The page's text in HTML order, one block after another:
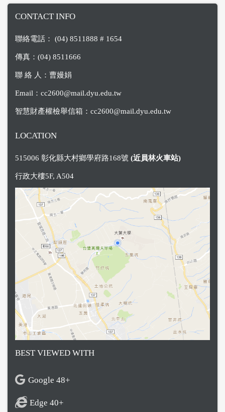
CONTACT INFO
聯絡電話： (04) 8511888 # 1654
傳真：(04) 8511666
聯 絡 人：曹嫚娟
Email： cc2600@mail.dyu.edu.tw
智慧財產權檢舉信箱： cc2600@mail.dyu.edu.tw
LOCATION
515006 彰化縣大村鄉學府路168號 (近員林火車站)
行政大樓5F, A504
BEST VIEWED WITH
Google 48+
Edge 40+